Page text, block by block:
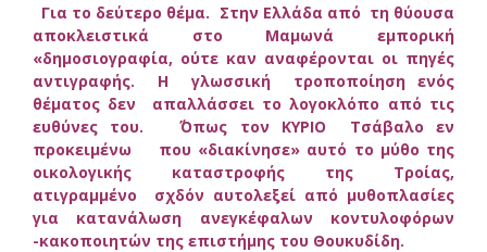
Για το δεύτερο θέμα. Στην Ελλάδα από τη θύουσα
αποκλειστικά στο Μαμωνά εμπορική
«δημοσιογραφία, ούτε καν αναφέρονται οι πηγές
αντιγραφής. Η γλωσσική τροποποίηση ενός
θέματος δεν απαλλάσσει το λογοκλόπο από τις
ευθύνες του. ΄Όπως τον ΚΥΡΙΟ Τσάβαλο εν
προκειμένω που «διακίνησε» αυτό το μύθο της
οικολογικής καταστροφής της Τροίας,
ατιγραμμένο σχδόν αυτολεξεί από μυθοπλασίες
για κατανάλωση ανεγκέφαλων κοντυλοφόρων
-κακοποιητών της επιστήμης του Θουκυδίδη.